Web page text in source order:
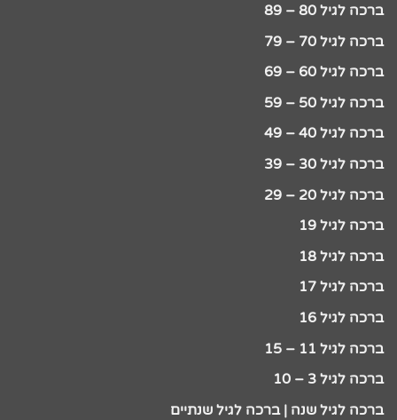
ברכה לגיל 80 – 89
ברכה לגיל 70 – 79
ברכה לגיל 60 – 69
ברכה לגיל 50 – 59
ברכה לגיל 40 – 49
ברכה לגיל 30 – 39
ברכה לגיל 20 – 29
ברכה לגיל 19
ברכה לגיל 18
ברכה לגיל 17
ברכה לגיל 16
ברכה לגיל 11 – 15
ברכה לגיל 3 – 10
ברכה לגיל שנה | ברכה לגיל שנתיים